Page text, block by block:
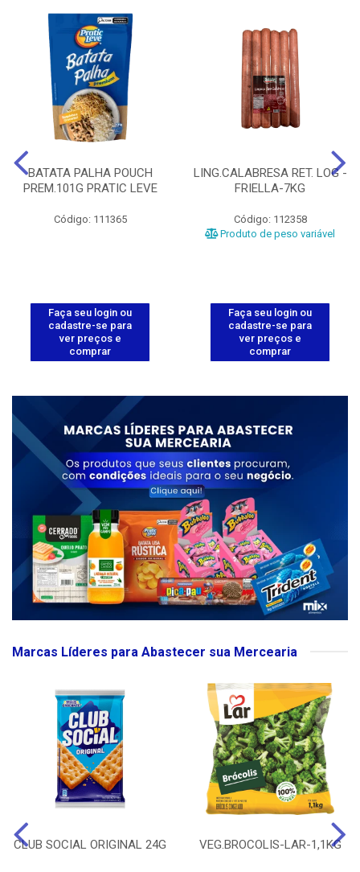
BATATA PALHA POUCH
PREM.101G PRATIC LEVE
Código: 111365
Faça seu login ou
cadastre-se para
ver preços e
comprar
LING.CALABRESA RET. LOG -
FRIELLA-7KG
Código: 112358
Produto de peso variável
Faça seu login ou
cadastre-se para
ver preços e
comprar
Marcas Líderes para Abastecer sua Mercearia
CLUB SOCIAL ORIGINAL 24G VEG.BROCOLIS-LAR-1,1KG